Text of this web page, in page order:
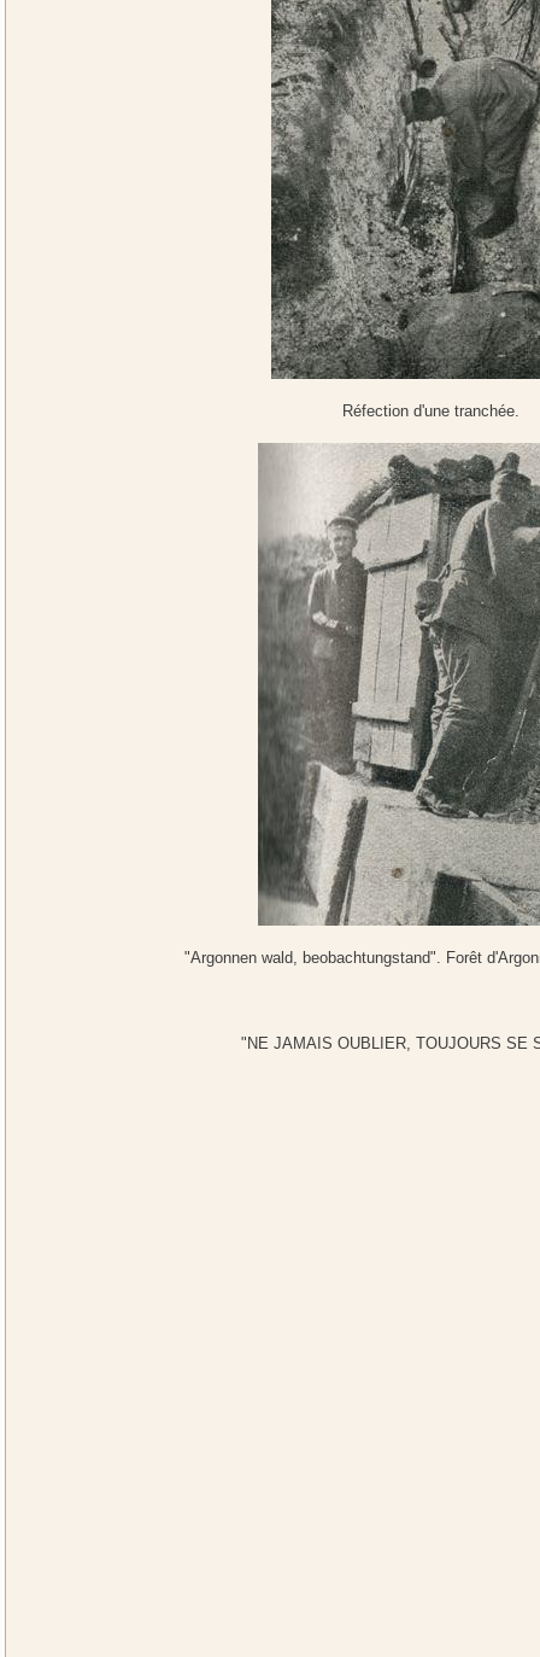
Réfection d'une tranchée.
"Argonnen wald, beobachtungstand". Forêt
"NE JAMAIS OUBLIER, TOUJOURS SE